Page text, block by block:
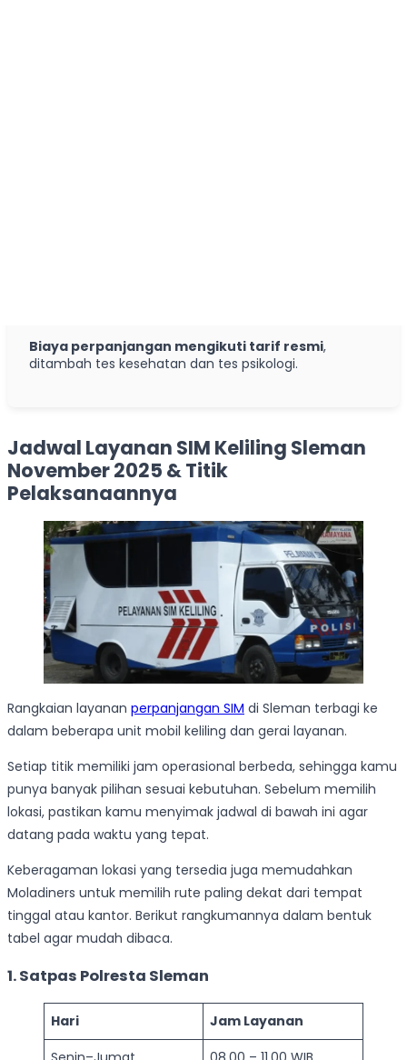
Biaya perpanjangan mengikuti tarif resmi,
ditambah tes kesehatan dan tes psikologi.
Jadwal Layanan SIM Keliling Sleman
November 2025 & Titik
Pelaksanaannya
Rangkaian layanan perpanjangan SIM di Sleman terbagi ke
dalam beberapa unit mobil keliling dan gerai layanan.
Setiap titik memiliki jam operasional berbeda, sehingga kamu
punya banyak pilihan sesuai kebutuhan. Sebelum memilih
lokasi, pastikan kamu menyimak jadwal di bawah ini agar
datang pada waktu yang tepat.
Keberagaman lokasi yang tersedia juga memudahkan
Moladiners untuk memilih rute paling dekat dari tempat
tinggal atau kantor. Berikut rangkumannya dalam bentuk
tabel agar mudah dibaca.
1. Satpas Polresta Sleman
Hari
Jam Layanan